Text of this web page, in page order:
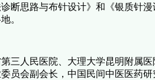
断思路与布针设计》和《银质针
。
三人民医院、大理大学昆明附属
员会副会长，中国民间中医医药